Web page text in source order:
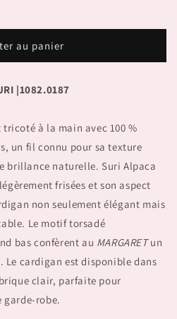
au panier
|1082.0187
à la main avec 100 %
un fil connu pour sa texture
brillance naturelle. Suri Alpaca
frisées et son aspect
non seulement élégant mais
Le motif torsadé
bas confèrent au MARGARETun
cardigan est disponible dans
clair, parfaite pour
garde-robe.